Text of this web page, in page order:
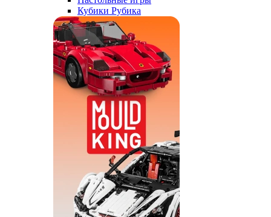
Кубики Рубика